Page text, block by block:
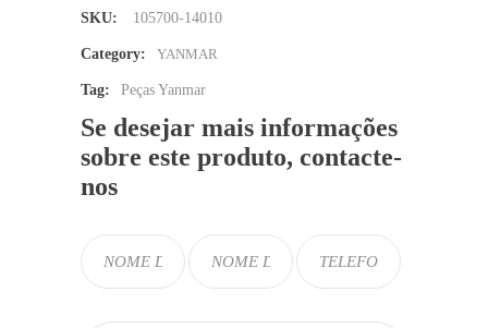
SKU: 105700-14010
Category: YANMAR
Tag: Peças Yanmar
Se desejar mais informações
sobre este produto, contacte-
nos